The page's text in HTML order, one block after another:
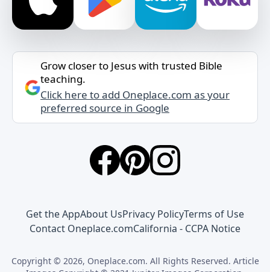
Grow closer to Jesus with trusted Bible
teaching.
Click here to add Oneplace.com as your
preferred source in Google
Get the AppAbout UsPrivacy PolicyTerms of Use
Contact Oneplace.comCalifornia - CCPA Notice
Copyright © 2026, Oneplace.com. All Rights Reserved. Article